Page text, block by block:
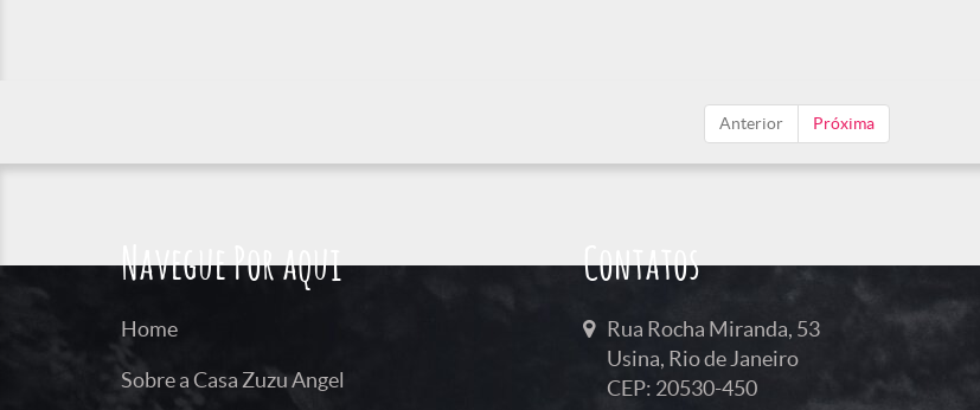
Anterior Próxima
Navegue Por aqui
Home
Sobre a Casa Zuzu Angel
Contatos
Rua Rocha Miranda, 53
Usina, Rio de Janeiro
CEP: 20530-450